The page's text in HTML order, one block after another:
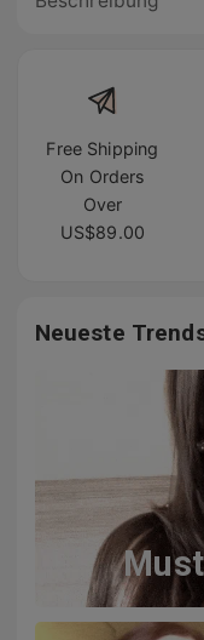
Free Shipping
On Orders
Over
US$89.00
Neueste